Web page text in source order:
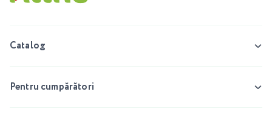
Catalog
Pentru cumpărători